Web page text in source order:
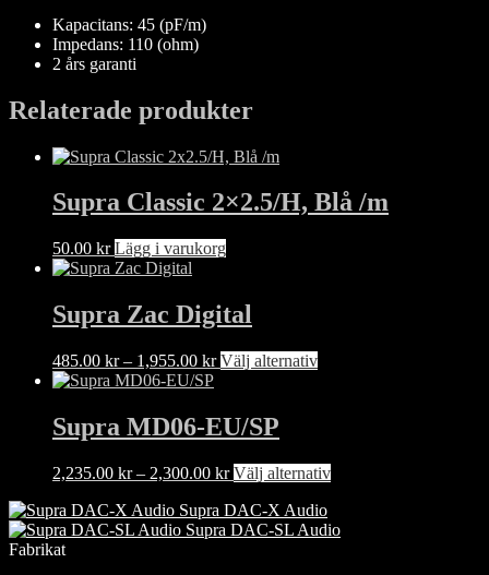
Kapacitans: 45 (pF/m)
Impedans: 110 (ohm)
2 års garanti
Relaterade produkter
Supra Classic 2×2.5/H, Blå /m
50.00 kr Lägg i varukorg
Supra Zac Digital
485.00 kr – 1,955.00 krPrisintervall:
1,955.00 kr
Välj alternativDen
De
alternativen
kan
Supra MD06-EU/SP
2,235.00 kr – 2,300.00 krPrisintervall:
till
2,300.00 kr
Välj alternativDen
har
Supra DAC-X Audio
Supra DAC-SL Audio
Fabrikat